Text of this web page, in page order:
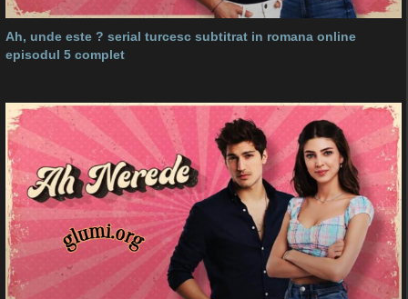
Ah, unde este ? serial turcesc subtitrat in romana online
episodul 5 complet